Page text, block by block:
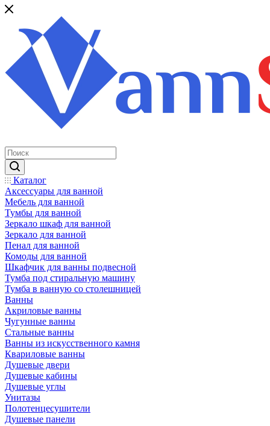
Каталог
Аксессуары для ванной
Мебель для ванной
Тумбы для ванной
Зеркало шкаф для ванной
Зеркало для ванной
Пенал для ванной
Комоды для ванной
Шкафчик для ванны подвесной
Тумба под стиральную машину
Тумба в ванную со столешницей
Ванны
Акриловые ванны
Чугунные ванны
Стальные ванны
Ванны из искусственного камня
Квариловые ванны
Душевые двери
Душевые кабины
Душевые углы
Унитазы
Полотенцесушители
Душевые панели